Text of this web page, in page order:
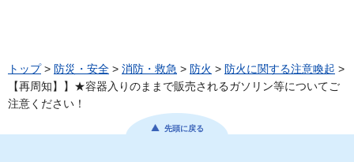
トップ> 防災・安全 > 消防・救急 > 防火 > 防火に関する注意喚起 >
【再周知】】★容器入りのままで販売されるガソリン等についてご
注意ください！
先頭に戻る